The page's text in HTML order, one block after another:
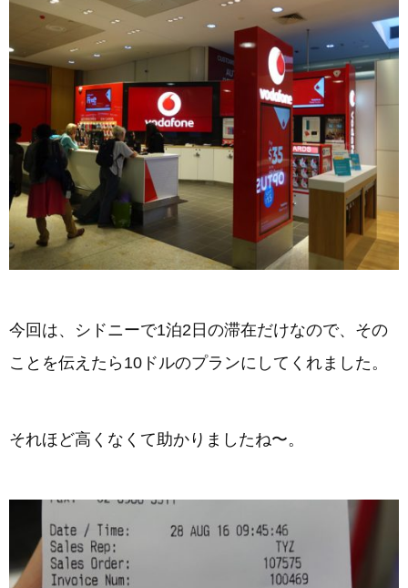
今回は、シドニーで1泊2日の滞在だけなので、その
ことを伝えたら10ドルのプランにしてくれました。
それほど高くなくて助かりましたね〜。